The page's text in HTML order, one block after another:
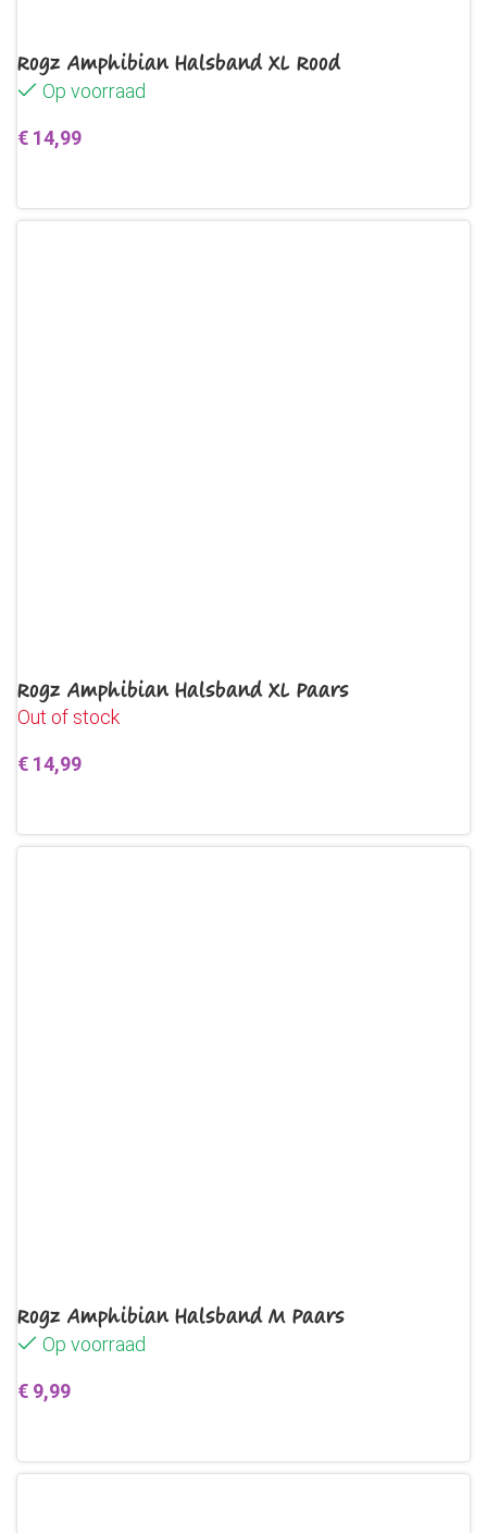
Rogz Amphibian Halsband XL Rood
Op voorraad
€ 14,99
Rogz Amphibian Halsband XL Paars
Out of stock
€ 14,99
Rogz Amphibian Halsband M Paars
Op voorraad
€ 9,99